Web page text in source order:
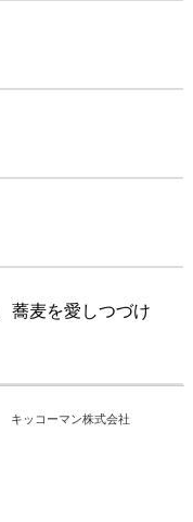
蕎麦を愛しつづけ
キッコーマン株式会社